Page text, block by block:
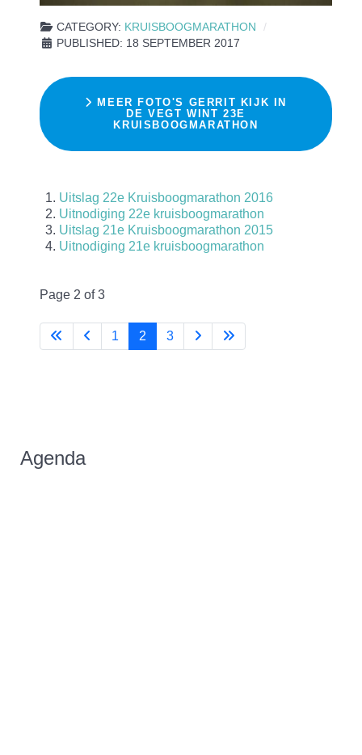
CATEGORY: KRUISBOOGMARATHON
PUBLISHED: 18 SEPTEMBER 2017
MEER FOTO'S GERRIT KIJK IN
DE VEGT WINT 23E
KRUISBOOGMARATHON
Uitslag 22e Kruisboogmarathon 2016
Uitnodiging 22e kruisboogmarathon
Uitslag 21e Kruisboogmarathon 2015
Uitnodiging 21e kruisboogmarathon
Page 2 of 3
1 2 3
Agenda